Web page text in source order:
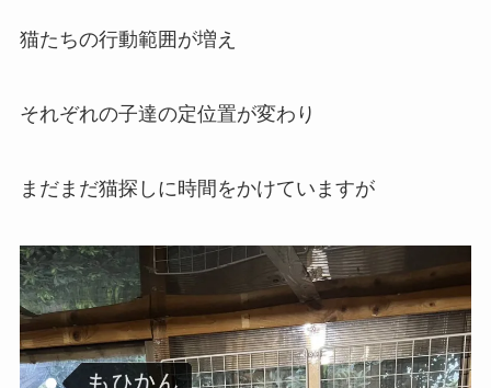
猫たちの行動範囲が増え
それぞれの子達の定位置が変わり
まだまだ猫探しに時間をかけていますが